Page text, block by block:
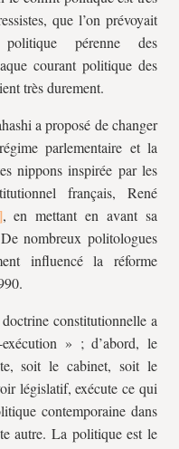
que l’on prévoyait
politique pérenne des
courant politique des
très durement.
a proposé de changer
parlementaire et la
nippons inspirée par les
français, René
, en mettant en avant sa
nombreux politologues
influencé la réforme
constitutionnelle a
» ; d’abord, le
soit le cabinet, soit le
législatif, exécute ce qui
contemporaine dans
autre. La politique est le